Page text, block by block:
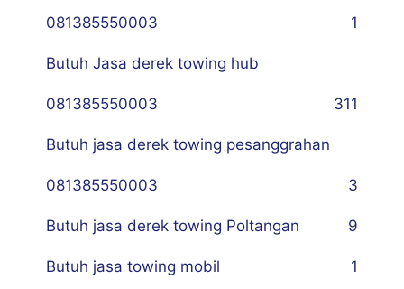
081385550003 1
Butuh Jasa derek towing hub
081385550003 311
Butuh jasa derek towing pesanggrahan
081385550003 3
Butuh jasa derek towing Poltangan 9
Butuh jasa towing mobil 1